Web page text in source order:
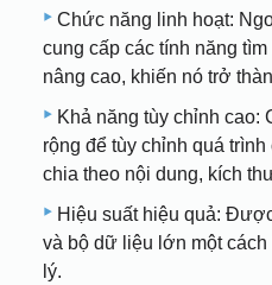
Chức năng linh hoạt:
cung cấp các tính năng
nâng cao, khiến nó trở
Khả năng tùy chỉnh cao:
rộng để tùy chỉnh quá
chia theo nội dung, kích
Hiệu suất hiệu quả:
và bộ dữ liệu lớn một
lý.